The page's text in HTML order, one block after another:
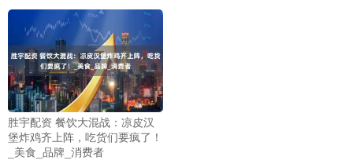
胜宇配资 餐饮大混战：凉皮汉
堡炸鸡齐上阵，吃货们要疯了！
_美食_品牌_消费者